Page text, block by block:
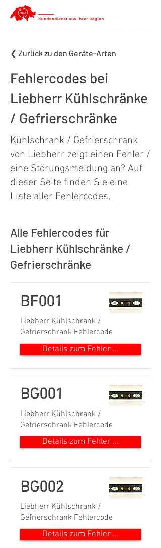
❮ Zurück zu den Geräte-Arten
Fehlercodes bei
Liebherr Kühlschränke
/ Gefrierschränke
Kühlschrank / Gefrierschrank
von Liebherr zeigt einen Fehler /
eine Störungsmeldung an? Auf
dieser Seite finden Sie eine
Liste aller Fehlercodes.
Alle Fehlercodes für
Liebherr Kühlschränke /
Gefrierschränke
BF001
Liebherr Kühlschrank /
Gefrierschrank Fehlercode
Details zum Fehler ...
BG001
Liebherr Kühlschrank /
Gefrierschrank Fehlercode
Details zum Fehler ...
BG002
Liebherr Kühlschrank /
Gefrierschrank Fehlercode
Details zum Fehler ...